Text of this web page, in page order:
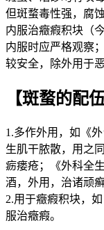
但斑蝥毒性强，腐
内服治癥瘕积块（
内服时应严格观察
较安全，除外用于
【斑蝥的配
1.多作外用，如《
生肌干脓散，用之
疬瘘疮；《外科全
酒，外用，治诸顽癣
2.用于癥瘕积块，
服治癥瘕。